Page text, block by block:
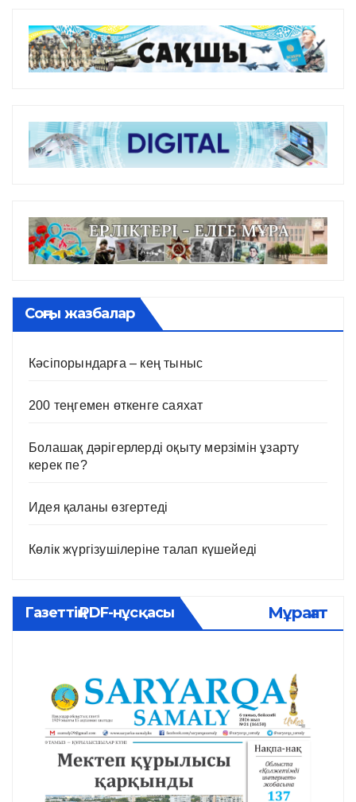
Соңғы жазбалар
Кәсіпорындарға – кең тыныс
200 теңгемен өткенге саяхат
Болашақ дәрігерлерді оқыту мерзімін ұзарту
керек пе?
Идея қаланы өзгертеді
Көлік жүргізушілеріне талап күшейеді
Газеттің PDF-нұсқасы Мұрағат